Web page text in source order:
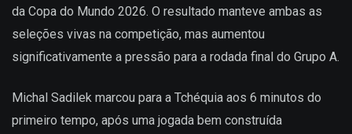
da Copa do Mundo 2026. O resultado manteve ambas as
seleções vivas na competição, mas aumentou
significativamente a pressão para a rodada final do Grupo A.
Michal Sadilek marcou para a Tchéquia aos 6 minutos do
primeiro tempo, após uma jogada bem construída